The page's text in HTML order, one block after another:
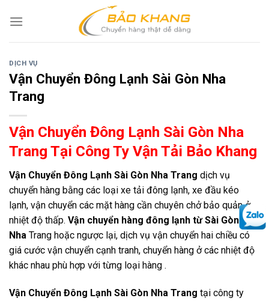
DỊCH VỤ
Vận Chuyển Đông Lạnh Sài Gòn Nha
Trang
Vận Chuyển Đông Lạnh Sài Gòn Nha
Trang Tại Công Ty Vận Tải Bảo Khang
Vận Chuyển Đông Lạnh Sài Gòn Nha Trang dịch vụ
chuyển hàng bằng các loại xe tải đông lạnh, xe đầu kéo
lạnh, vận chuyển các mặt hàng cần chuyên chở bảo quản ở
nhiệt độ thấp. Vận chuyển hàng đông lạnh từ Sài Gòn đi
Nha Trang hoặc ngược lại, dịch vụ vận chuyển hai chiều có
giá cước vận chuyển cạnh tranh, chuyển hàng ở các nhiệt độ
khác nhau phù hợp với từng loại hàng .
Vận Chuyển Đông Lạnh Sài Gòn Nha Trang tại công ty